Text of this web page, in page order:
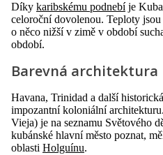
Díky karibskému podnebíje Kuba
celoroční dovolenou. Teploty
o něco nižší v zimě v období
období.
Barevná architektura
Havana, Trinidad a další
impozantní koloniální
Vieja) je na seznamu Světového
kubánské hlavní město poznat,
oblasti Holguínu.